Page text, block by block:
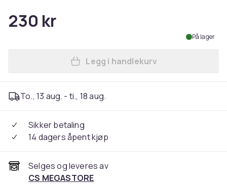
230 kr
På lager
Legg Skagen –
Legg i handlekurv
To., 13 aug. - ti., 18 aug.
Sikker betaling
14 dagers åpent kjøp
Selges og leveres av
CS MEGASTORE